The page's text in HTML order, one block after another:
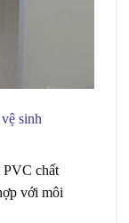
sinh
chất
với môi